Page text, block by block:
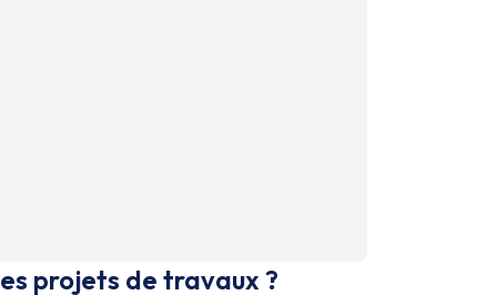
projets de travaux ?